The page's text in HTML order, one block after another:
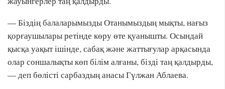
— Біздің балаларымызды Отанымыздың мықты, нағыз
қорғаушылары ретінде көру өте қуанышты. Осындай
қысқа уақыт ішінде, сабақ және жаттығулар арқасында
олар соншалықты көп білім алғаны, бізді таң қалдырды,
— деп бөлісті сарбаздың анасы Гүлжан Аблаева.